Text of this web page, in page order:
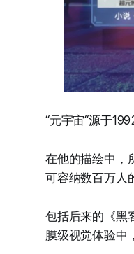
“元宇宙“源于
在他的描绘中，
可容纳数百万人
包括后来的《黑
膜级视觉体验中